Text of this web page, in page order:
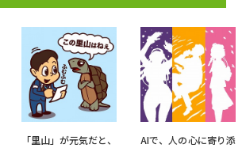
「里山」が元気だと、
AIで、人の心に寄り添